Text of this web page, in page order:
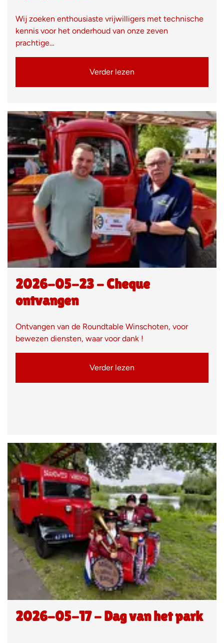
Wij zoeken enthousiaste vrijwilligers met technische
kennis voor het onderhoud van onze zeven
prachtige…
Verder lezen
2026-05-23 - Cheque
ontvangen
Ontvangen van de Roundtable Winschoten, voor
bewezen diensten, waar voor dank !
Verder lezen
2026-05-17 - Dag van het park